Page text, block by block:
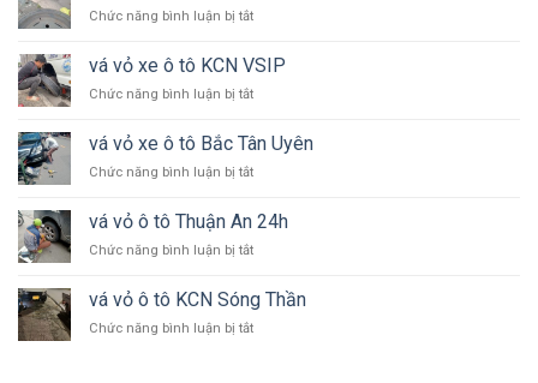
Chức năng bình luận bị tắtở
vỏ
xe
ô
24h
Dương
vá vỏ xe ô tô KCN VSIP
Chức năng bình luận bị tắtở
vỏ
xe
ô
KCN
vá vỏ xe ô tô Bắc Tân Uyên
Chức năng bình luận bị tắtở
vỏ
xe
ô
Bắc
Tân
Uyên
vá vỏ ô tô Thuận An 24h
Chức năng bình luận bị tắtở
ô
tô
vá vỏ ô tô KCN Sóng Thần
Chức năng bình luận bị tắtở